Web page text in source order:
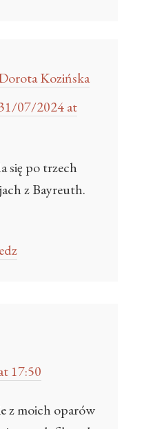
Kozińska
07/2024 at
się po trzech
z Bayreuth.
17:50
z moich oparów